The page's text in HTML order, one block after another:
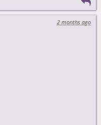
2 months ago